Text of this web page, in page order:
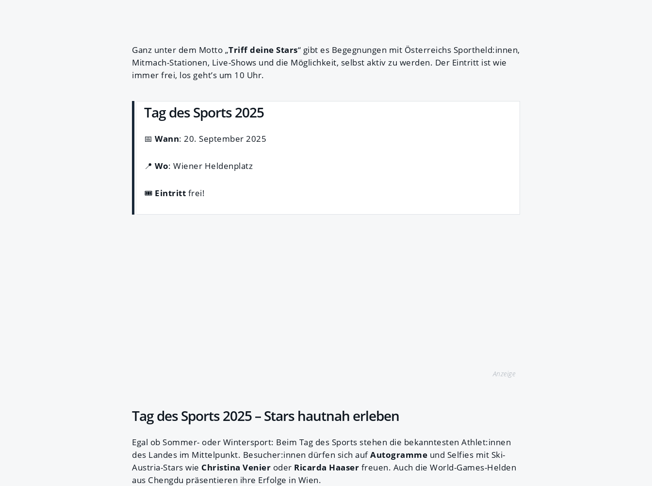
Ganz unter dem Motto „Triff deine Stars“ gibt es Begegnungen mit Österreichs Sportheld:innen,
Mitmach-Stationen, Live-Shows und die Möglichkeit, selbst aktiv zu werden. Der Eintritt ist wie
immer frei, los geht’s um 10 Uhr.
Tag des Sports 2025
📅 Wann: 20. September 2025
📍 Wo: Wiener Heldenplatz
🎟️ Eintritt frei!
Anzeige
Tag des Sports 2025 – Stars hautnah erleben
Egal ob Sommer- oder Wintersport: Beim Tag des Sports stehen die bekanntesten Athlet:innen
des Landes im Mittelpunkt. Besucher:innen dürfen sich aufAutogramme und Selfies mit Ski-
Austria-Stars wie Christina Venier oder Ricarda Haaser freuen. Auch die World-Games-Helden
aus Chengdu präsentieren ihre Erfolge in Wien.